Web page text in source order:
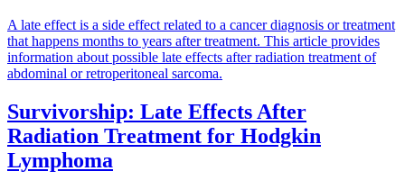
A late effect is a side effect related to a cancer diagnosis or treatment
that happens months to years after treatment. This article provides
information about possible late effects after radiation treatment of
abdominal or retroperitoneal sarcoma.
Survivorship: Late Effects After
Radiation Treatment for Hodgkin
Lymphoma